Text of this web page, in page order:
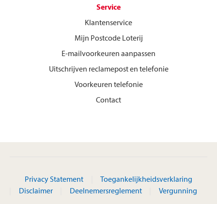
Service
Klantenservice
Mijn Postcode Loterij
E-mailvoorkeuren aanpassen
Uitschrijven reclamepost en telefonie
Voorkeuren telefonie
Contact
Privacy Statement
Toegankelijkheidsverklaring
Disclaimer
Deelnemersreglement Vergunning